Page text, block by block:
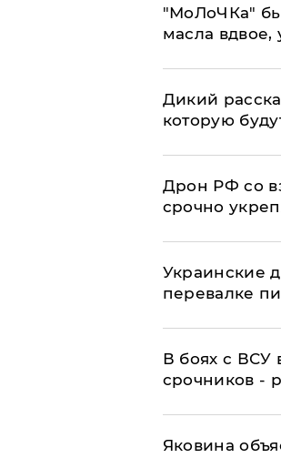
​"МоЛоЧКа"
масла вдвое,
Дикий
которую
​Дрон РФ со
срочно
Украинские
перевалке
В боях с ВСУ
срочников -
Яковина